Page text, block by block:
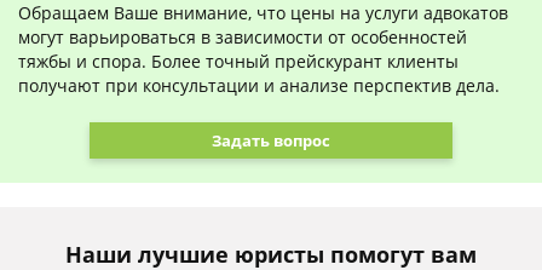
Обращаем Ваше внимание, что цены на услуги адвокатов
могут варьироваться в зависимости от особенностей
тяжбы и спора. Более точный прейскурант клиенты
получают при консультации и анализе перспектив дела.
Задать вопрос
Наши лучшие юристы помогут вам